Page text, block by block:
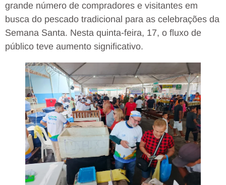
grande número de compradores e visitantes em
busca do pescado tradicional para as celebrações da
Semana Santa. Nesta quinta-feira, 17, o fluxo de
público teve aumento significativo.